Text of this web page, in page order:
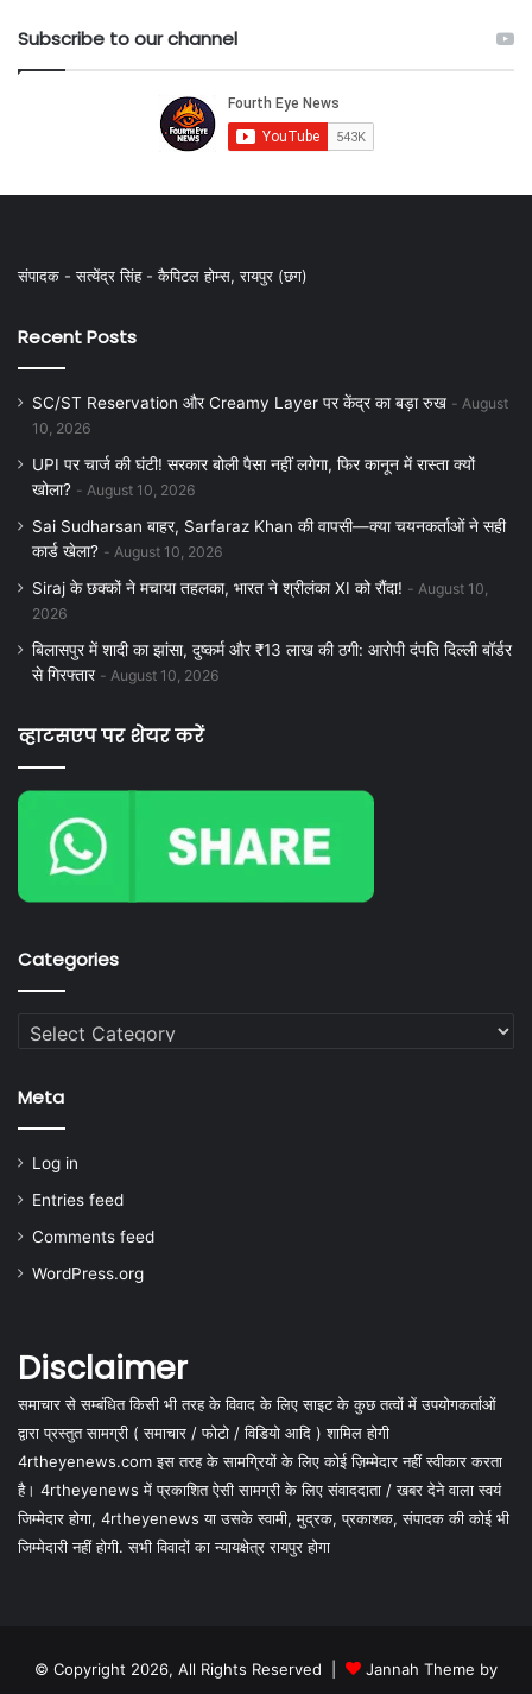
Subscribe to our channel
संपादक - सत्येंद्र सिंह - कैपिटल होम्स, रायपुर (छग)
Recent Posts
SC/ST Reservation और Creamy Layer पर केंद्र का बड़ा रुख
August
10, 2026
UPI पर चार्ज की घंटी! सरकार बोली पैसा नहीं लगेगा, फिर कानून में रास्ता क्यों
खोला?
August 10, 2026
Sai Sudharsan बाहर, Sarfaraz Khan की वापसी—क्या चयनकर्ताओं ने सही
कार्ड खेला?
August 10, 2026
Siraj के छक्कों ने मचाया तहलका, भारत ने श्रीलंका XI को रौंदा!
August 10,
2026
बिलासपुर में शादी का झांसा, दुष्कर्म और ₹13 लाख की ठगी: आरोपी दंपति दिल्ली बॉर्डर
से गिरफ्तार
August 10, 2026
व्हाटसएप पर शेयर करें
Categories
Categories
Meta
Log in
Entries feed
Comments feed
WordPress.org
Disclaimer
समाचार से सम्बंधित किसी भी तरह के विवाद के लिए साइट के कुछ तत्वों में उपयोगकर्ताओं
द्वारा प्रस्तुत सामग्री ( समाचार / फोटो / विडियो आदि ) शामिल होगी
4rtheyenews.com इस तरह के सामग्रियों के लिए कोई ज़िम्मेदार नहीं स्वीकार करता
है। 4rtheyenews में प्रकाशित ऐसी सामग्री के लिए संवाददाता / खबर देने वाला स्वयं
जिम्मेदार होगा, 4rtheyenews या उसके स्वामी, मुद्रक, प्रकाशक, संपादक की कोई भी
जिम्मेदारी नहीं होगी. सभी विवादों का न्यायक्षेत्र रायपुर होगा
© Copyright 2026, All Rights Reserved | Jannah Theme by